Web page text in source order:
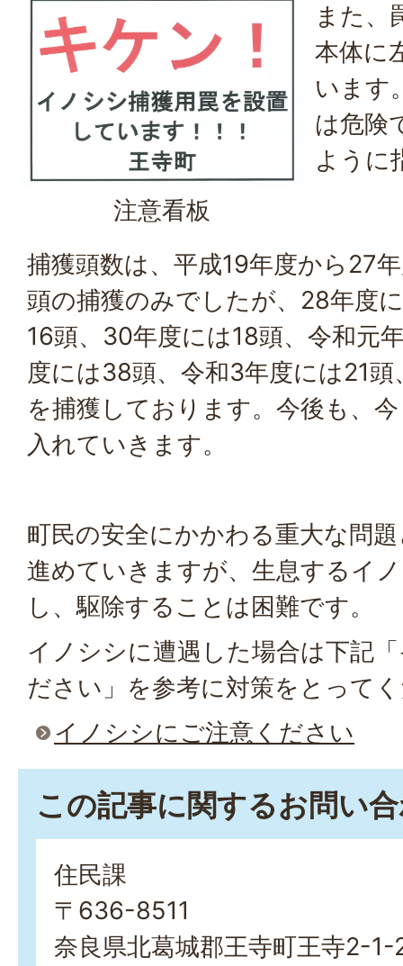
注意看板
また、
本体に
います
は危険
ように
捕獲頭数は、平成19年度から27
頭の捕獲のみでしたが、28年度
16頭、30年度には18頭、令和元
度には38頭、令和3年度には21
を捕獲しております。今後も、
入れていきます。
町民の安全にかかわる重大な問
進めていきますが、生息するイ
し、駆除することは困難です。
イノシシに遭遇した場合は下記
ださい」を参考に対策をとって
イノシシにご注意ください
この記事に関するお問い
住民課
〒636-8511
奈良県北葛城郡王寺町王寺2-